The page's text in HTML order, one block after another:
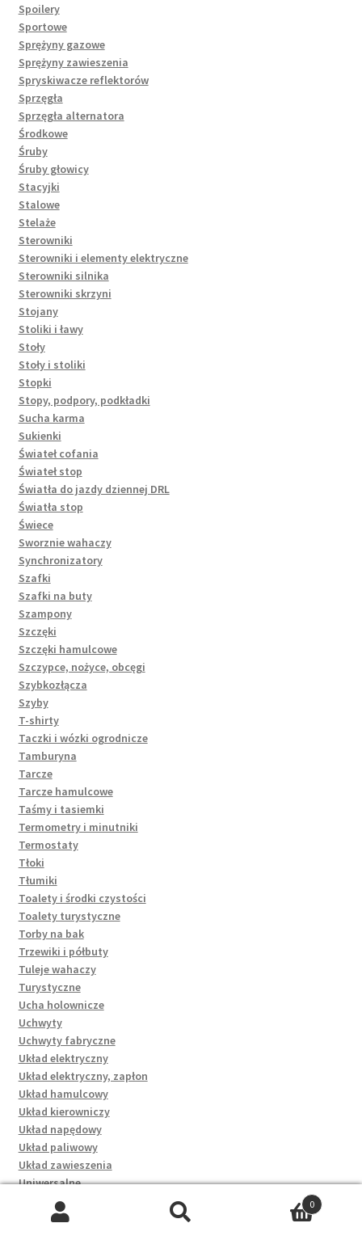
Spoilery
Sportowe
Sprężyny gazowe
Sprężyny zawieszenia
Spryskiwacze reflektorów
Sprzęgła
Sprzęgła alternatora
Środkowe
Śruby
Śruby głowicy
Stacyjki
Stalowe
Stelaże
Sterowniki
Sterowniki i elementy elektryczne
Sterowniki silnika
Sterowniki skrzyni
Stojany
Stoliki i ławy
Stoły
Stoły i stoliki
Stopki
Stopy, podpory, podkładki
Sucha karma
Sukienki
Świateł cofania
Świateł stop
Światła do jazdy dziennej DRL
Światła stop
Świece
Sworznie wahaczy
Synchronizatory
Szafki
Szafki na buty
Szampony
Szczęki
Szczęki hamulcowe
Szczypce, nożyce, obcęgi
Szybkozłącza
Szyby
T-shirty
Taczki i wózki ogrodnicze
Tamburyna
Tarcze
Tarcze hamulcowe
Taśmy i tasiemki
Termometry i minutniki
Termostaty
Tłoki
Tłumiki
Toalety i środki czystości
Toalety turystyczne
Torby na bak
Trzewiki i półbuty
Tuleje wahaczy
Turystyczne
Ucha holownicze
Uchwyty
Uchwyty fabryczne
Układ elektryczny
Układ elektryczny, zapłon
Układ hamulcowy
Układ kierowniczy
Układ napędowy
Układ paliwowy
Układ zawieszenia
Uniwersalne
Uniwersalne (kombinerki)
Uszczelki
0